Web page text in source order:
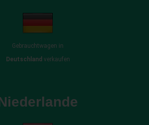
Gebrauchtwagen in
Deutschland verkaufen